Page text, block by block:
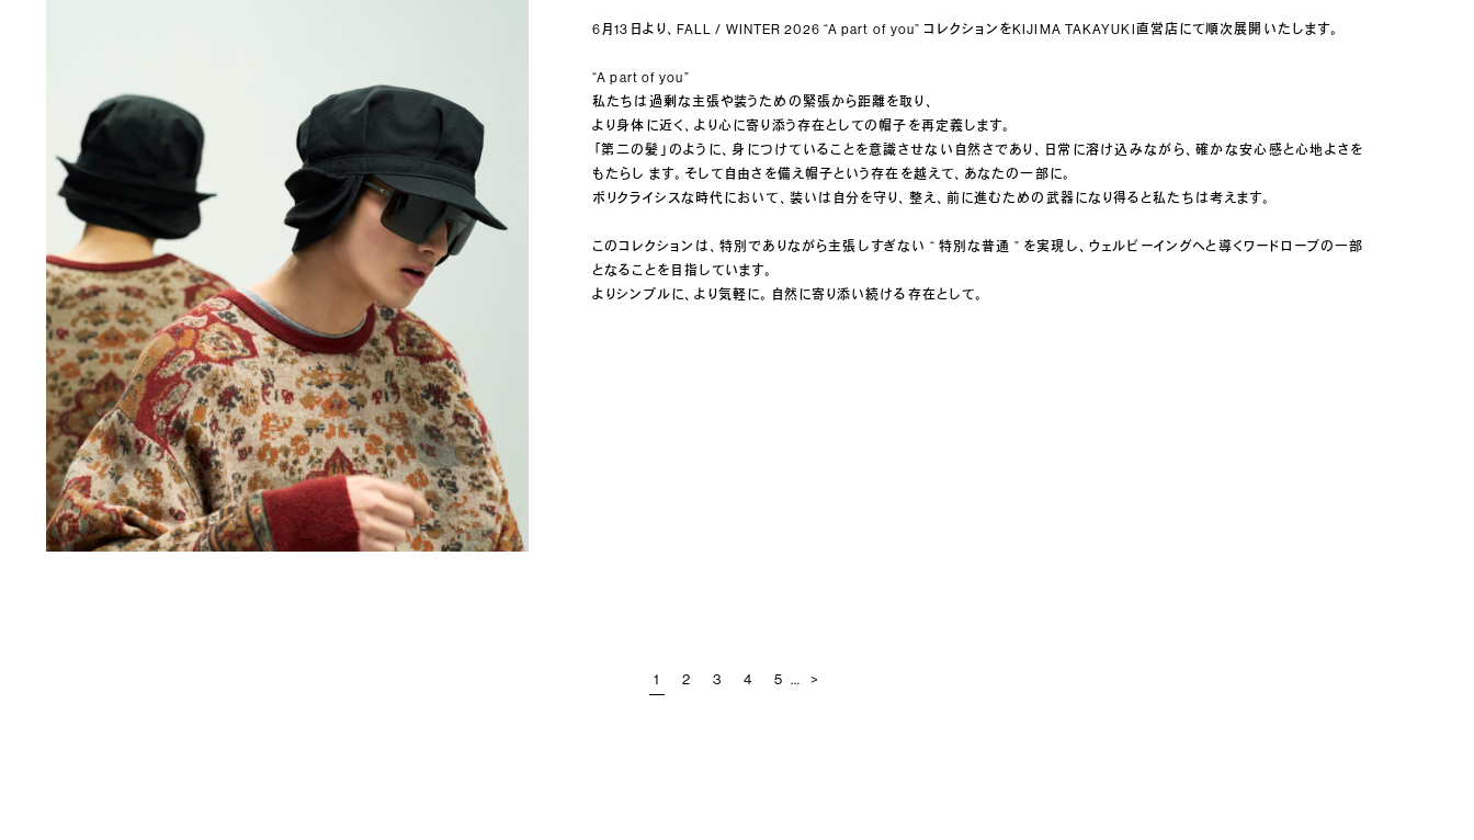
6月13日より、FALL / WINTER 2026 “A part of you” コレクションをKIJIMA TAKAYUKI直営店にて順次展開いたします。
“A part of you”
私たちは過剰な主張や装うための緊張から距離を取り、
より身体に近く、より心に寄り添う存在としての帽子を再定義します。
「第二の髪」のように、身につけていることを意識させない自然さであり、日常に溶け込みながら、確かな安心感と心地よさを
もたらし ます。そして自由さを備え帽子という存在を越えて、あなたの一部に。
ポリクライシスな時代において、装いは自分を守り、整え、前に進むための武器になり得ると私たちは考えます。
このコレクションは、特別でありながら主張しすぎない “ 特別な普通 ” を実現し、ウェルビーイングへと導くワードローブの一部
となることを目指しています。
よりシンプルに、より気軽に。自然に寄り添い続ける存在として。
1 2 3 4 5 … >